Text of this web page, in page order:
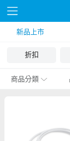
新品上市
折扣
商品分類